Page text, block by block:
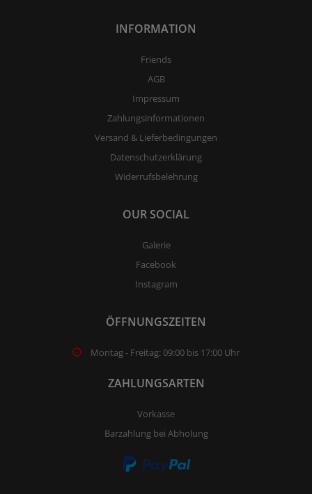
INFORMATION
Friends
AGB
Impressum
Zahlungsinformationen
Versand & Lieferbedingungen
Datenschutzerklärung
Widerrufsbelehrung
OUR SOCIAL
Galerie
Facebook
Instagram
ÖFFNUNGSZEITEN
Montag - Freitag: 09:00 bis 17:00 Uhr
ZAHLUNGSARTEN
Vorkasse
Barzahlung bei Abholung